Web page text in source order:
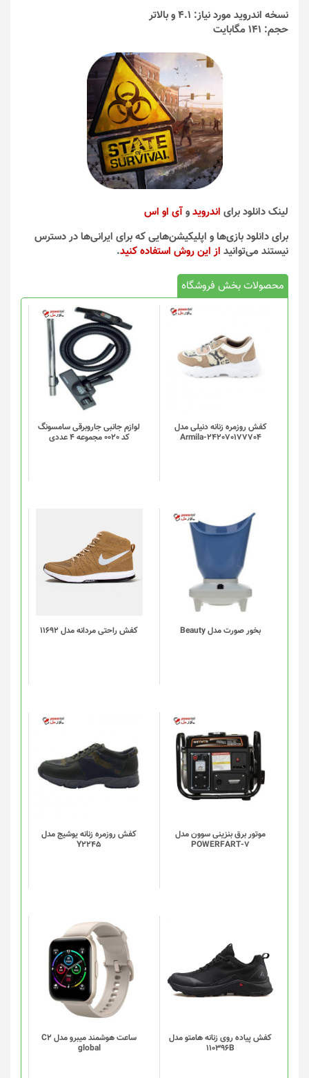
نسخه اندروید مورد نیاز: 4.1 و بالاتر
حجم: 141 مگابایت
لینک دانلود برای اندرویدوآی او اس
برای دانلود بازی‌ها و اپلیکیشن‌هایی که برای ایرانی‌ها در دسترس
نیستند می‌توانید از این روش استفاده کنید.
محصولات بخش فروشگاه
کفش روزمره زنانه دنیلی مدل
Armila-242070177704
لوازم جانبی جاروبرقی سامسونگ
کد 0020 مجموعه 4 عددی
بخور صورت مدل Beauty کفش راحتی مردانه مدل 11692
محصول
دارای
انواع
مختلفی
گزینه
محصول
شوند
موتور برق بنزینی سوون مدل
POWERFART-7
کفش روزمره زنانه یوشیج مدل
Y2245
کفش پیاده روی زنانه هامتو مدل
110396B
محصول
دارای
انواع
مختلفی
گزینه
ها
ساعت هوشمند میبرو مدل C2
global
این
محصول
دارای
انواع
مختلفی
می
گزینه
ها